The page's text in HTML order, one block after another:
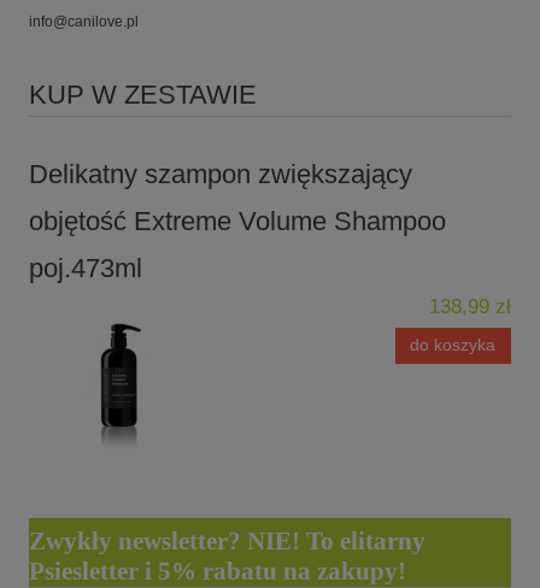
info@canilove.pl
KUP W ZESTAWIE
Delikatny szampon zwiększający
objętość Extreme Volume Shampoo
poj.473ml
138,99 zł
do koszyka
Zwykły newsletter? NIE! To elitarny
Psiesletter i 5% rabatu na zakupy!